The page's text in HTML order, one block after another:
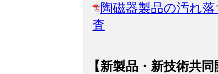
陶磁器製品の汚れ
査
【新製品・新技術共